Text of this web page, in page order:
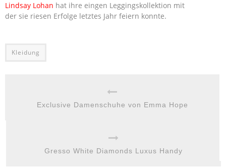
Lindsay Lohan hat ihre eingen Leggingskollektion mit
der sie riesen Erfolge letztes Jahr feiern konnte.
Kleidung
Exclusive Damenschuhe von Emma Hope
Gresso White Diamonds Luxus Handy